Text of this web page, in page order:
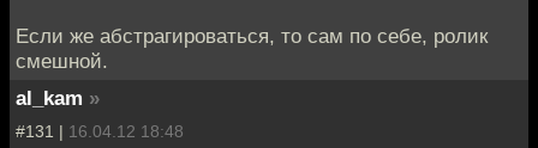
Если же абстрагироваться, то сам по себе, ролик
смешной.
al_kam »
#131 | 16.04.12 18:48